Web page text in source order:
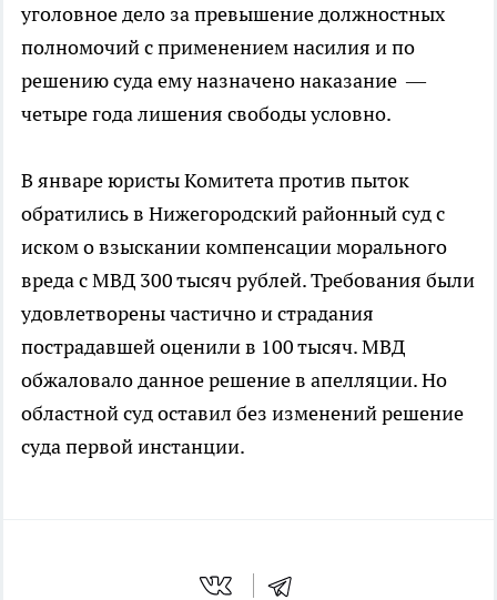
уголовное дело за превышение должностных
полномочий с применением насилия и по
решению суда ему назначено наказание —
четыре года лишения свободы условно.
В январе юристы Комитета против пыток
обратились в Нижегородский районный суд с
иском о взыскании компенсации морального
вреда с МВД 300 тысяч рублей. Требования были
удовлетворены частично и страдания
пострадавшей оценили в 100 тысяч. МВД
обжаловало данное решение в апелляции. Но
областной суд оставил без изменений решение
суда первой инстанции.